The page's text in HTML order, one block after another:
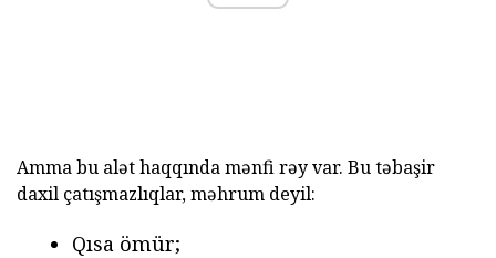
Amma bu alət haqqında mənfi rəy var. Bu təbaşir
daxil çatışmazlıqlar, məhrum deyil:
Qısa ömür;